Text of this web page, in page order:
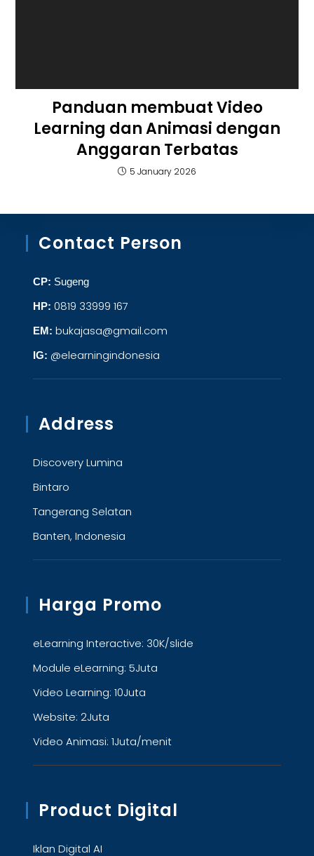
Panduan membuat Video
Learning dan Animasi dengan
Anggaran Terbatas
5 January 2026
Contact Person
CP: Sugeng
HP: 0819 33999 167
EM: bukajasa@gmail.com
IG: @elearningindonesia
Address
Discovery Lumina
Bintaro
Tangerang Selatan
Banten, Indonesia
Harga Promo
eLearning Interactive: 30K/slide
Module eLearning: 5Juta
Video Learning: 10Juta
Website: 2Juta
Video Animasi: 1Juta/menit
Product Digital
Iklan Digital AI